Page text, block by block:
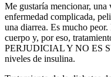
Me gustaría mencionar, una
enfermedad complicada,
una diarrea. Es mucho
cuerpo y, por eso,
PERJUDICIAL Y NO ES
niveles de insulina.